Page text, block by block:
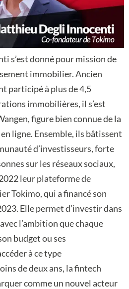
s’est donné pour mission de
immobilier. Ancien
participé à plus de 4,5
immobilières, il s’est
figure bien connue de la
ligne. Ensemble, ils bâtissent
d’investisseurs, forte
sur les réseaux sociaux,
leur plateforme de
Tokimo, qui a financé son
Elle permet d’investir dans
l’ambition que chaque
budget ou ses
à ce type
de deux ans, la fintech
comme un nouvel acteur